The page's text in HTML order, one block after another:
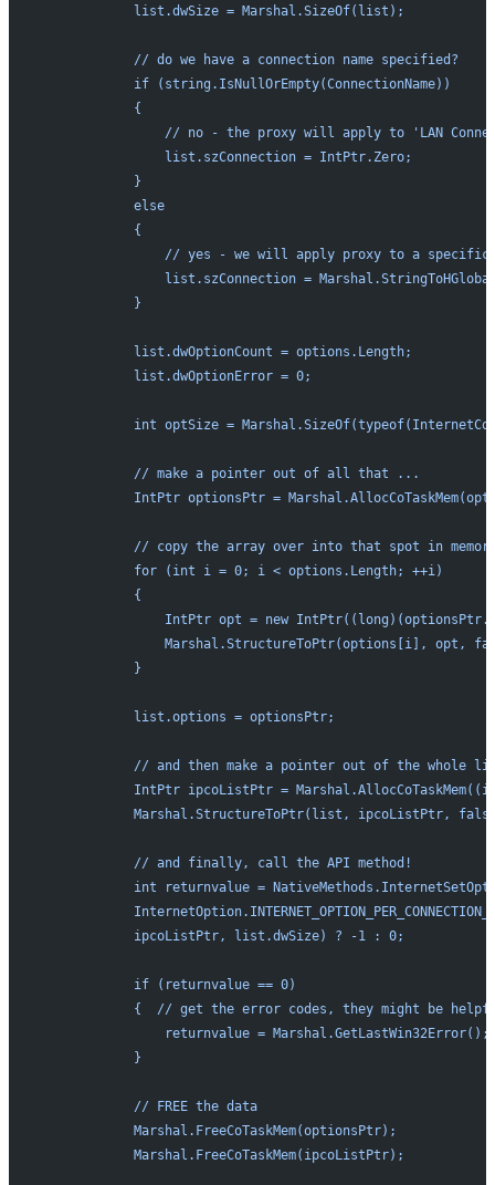
            list.dwSize = Marshal.SizeOf(list);
            // do we have a connection name specified?
            if (string.IsNullOrEmpty(ConnectionName))
            {
// no - the proxy will apply to 'LAN
                list.szConnection = IntPtr.Zero;
            }
            else
            {
// yes - we will apply proxy to a specific
list.szConnection =
            }
            list.dwOptionCount = options.Length;
            list.dwOptionError = 0;
int optSize =
            // make a pointer out of all that ...
IntPtr optionsPtr =
// copy the array over into that spot in
            for (int i = 0; i < options.Length; ++i)
            {
IntPtr opt = new
Marshal.StructureToPtr(options[i], opt,
            }
            list.options = optionsPtr;
// and then make a pointer out of the whole
IntPtr ipcoListPtr =
Marshal.StructureToPtr(list, ipcoListPtr,
            // and finally, call the API method!
int returnvalue =
            ipcoListPtr, list.dwSize) ? -1 : 0;
            if (returnvalue == 0)
{  // get the error codes, they might be
                returnvalue = Marshal.GetLastWin32Error();
            }
            // FREE the data
            Marshal.FreeCoTaskMem(optionsPtr);
            Marshal.FreeCoTaskMem(ipcoListPtr);